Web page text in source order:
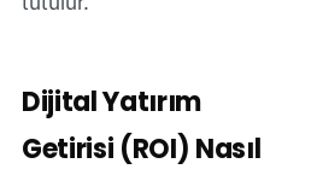
Dijital Yatırım
Getirisi (ROI) Nasıl